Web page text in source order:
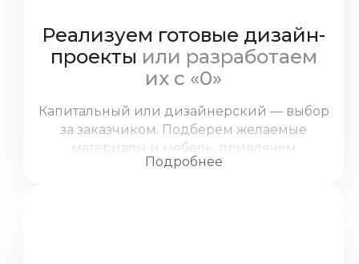
Реализуем готовые дизайн-
проекты или разработаем
их с «0»
Капитальный или дизайнерский — выбор
за заказчиком. Подберем желаемые
материалы и мебель, привлечем
экспертов для сложных работ, уделим
Подробнее